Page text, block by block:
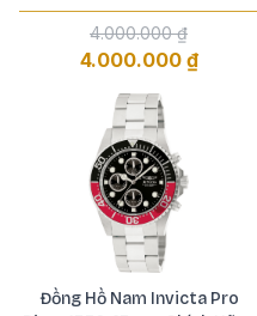
4.000.000 ₫
4.000.000 ₫
Đồng Hồ Nam Invicta Pro